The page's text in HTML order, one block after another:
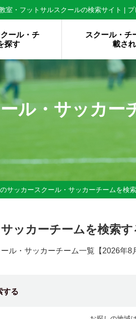
室・フットサルスクールの検索サイト | プ
ール・チ
探す
スクール・チ
載さ
ル・サッカー
サッカースクール・サッカーチームを検
ッカーチームを検索す
ル・サッカーチーム一覧【 2026年8
する